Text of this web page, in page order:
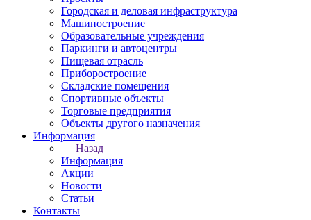
Городская и деловая инфраструктура
Машиностроение
Образовательные учреждения
Паркинги и автоцентры
Пищевая отрасль
Приборостроение
Складские помещения
Спортивные объекты
Торговые предприятия
Объекты другого назначения
Информация
Назад
Информация
Акции
Новости
Статьи
Контакты